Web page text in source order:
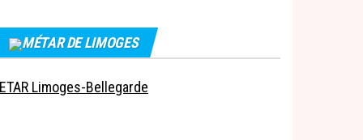
MÉTAR DE LIMOGES
Limoges-Bellegarde